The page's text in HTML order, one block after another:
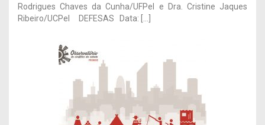
Rodrigues Chaves da Cunha/UFPel e Dra. Cristine Jaques
Ribeiro/UCPel DEFESAS Data: […]